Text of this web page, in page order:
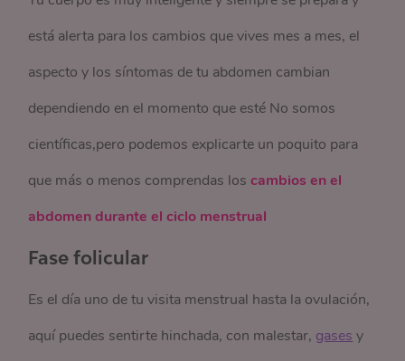
está alerta para los cambios que vives mes a mes, el
aspecto y los síntomas de tu abdomen cambian
dependiendo en el momento que esté No somos
científicas,pero podemos explicarte un poquito para
que más o menos comprendas loscambios en el
abdomen durante el ciclo menstrual
Fase folicular
Es el día uno de tu visita menstrual hasta la ovulación,
aquí puedes sentirte hinchada, con malestar, gases y